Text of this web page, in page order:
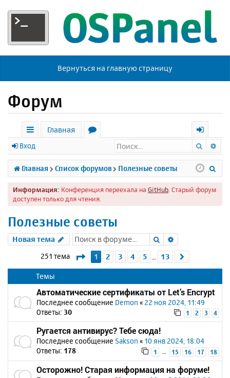
Вернуться на главную страницу
Форум
с
ы
л
к
Главная
р
у
м
х
о
д
Вход Поиск
Главная Список форумов Полезные советы
Информация: Конференция переехала на GitHub . Старый форум
доступен только для чтения.
Полезные советы
Новая тема Поиск
251 тема Страница1 из 13
1 2 3 4 5 13
Темы
Автоматические сертификаты от Let’s Encrypt
Последнее сообщение Demon « 22 ноя 2024, 11:49
Ответы: 30 1 2 3 4
Ругается антивирус? Тебе сюда!
Последнее сообщение Sakson « 10 янв 2024, 18:04
Ответы: 178 1 15 16 17 18
Осторожно! Старая информация на форуме!